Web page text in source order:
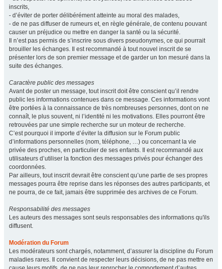
inscrits,
- d’éviter de porter délibérément atteinte au moral des malades,
- de ne pas diffuser de rumeurs et, en règle générale, de contenu pouvant
causer un préjudice ou mettre en danger la santé ou la sécurité.
Il n’est pas permis de s’inscrire sous divers pseudonymes, ce qui pourrait
brouiller les échanges. Il est recommandé à tout nouvel inscrit de se
présenter lors de son premier message et de garder un ton mesuré dans la
suite des échanges.
Caractère public des messages
Avant de poster un message, tout inscrit doit être conscient qu’il rendre
public les informations contenues dans ce message. Ces informations vont
être portées à la connaissance de très nombreuses personnes, dont on ne
connaît, le plus souvent, ni l’identité ni les motivations. Elles pourront être
retrouvées par une simple recherche sur un moteur de recherche.
C’est pourquoi il importe d’éviter la diffusion sur le Forum public
d’informations personnelles (nom, téléphone, …) ou concernant la vie
privée des proches, en particulier de ses enfants. Il est recommandé aux
utilisateurs d’utiliser la fonction des messages privés pour échanger des
coordonnées.
Par ailleurs, tout inscrit devrait être conscient qu’une partie de ses propres
messages pourra être reprise dans les réponses des autres participants, et
ne pourra, de ce fait, jamais être supprimée des archives de ce Forum.
Responsabilité des messages
Les auteurs des messages sont seuls responsables des informations qu'ils
diffusent.
Modération du Forum
Les modérateurs sont chargés, notamment, d’assurer la discipline du Forum
maladies rares. Il convient de respecter leurs décisions, de ne pas mettre en